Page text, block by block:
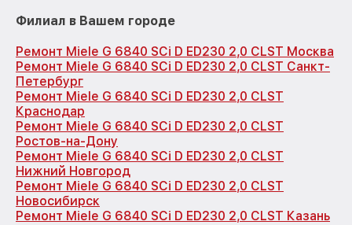
Филиал в Вашем городе
Ремонт Miele G 6840 SCi D ED230 2,0 CLST Москва
Ремонт Miele G 6840 SCi D ED230 2,0 CLST Санкт-
Петербург
Ремонт Miele G 6840 SCi D ED230 2,0 CLST
Краснодар
Ремонт Miele G 6840 SCi D ED230 2,0 CLST
Ростов-на-Дону
Ремонт Miele G 6840 SCi D ED230 2,0 CLST
Нижний Новгород
Ремонт Miele G 6840 SCi D ED230 2,0 CLST
Новосибирск
Ремонт Miele G 6840 SCi D ED230 2,0 CLST Казань